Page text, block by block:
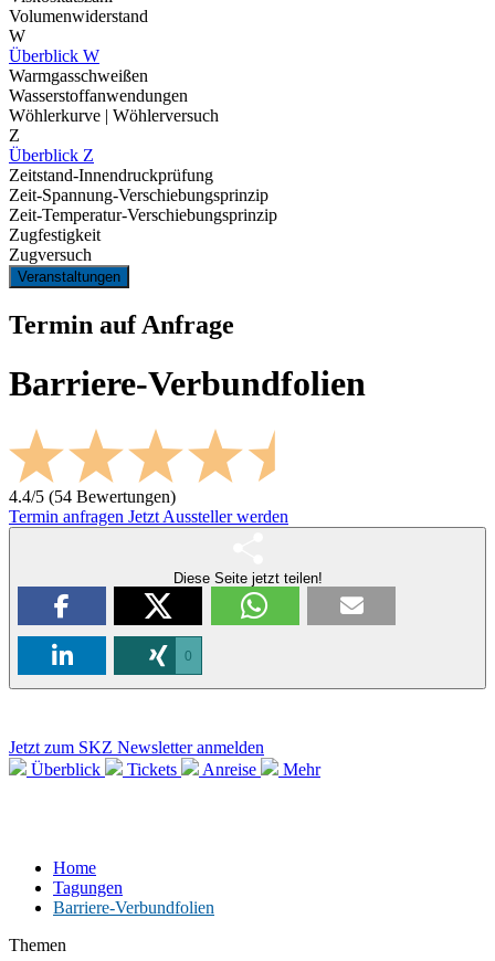
Volumenwiderstand
W
Überblick W
Warmgasschweißen
Wasserstoffanwendungen
Wöhlerkurve | Wöhlerversuch
Z
Überblick Z
Zeitstand-Innendruckprüfung
Zeit-Spannung-Verschiebungsprinzip
Zeit-Temperatur-Verschiebungsprinzip
Zugfestigkeit
Zugversuch
Veranstaltungen
Termin auf Anfrage
Barriere-Verbundfolien
4.4/5 (54 Bewertungen)
Termin anfragen Jetzt Aussteller werden
Diese Seite jetzt teilen!
0
Jetzt zum SKZ Newsletter anmelden
Überblick
Tickets Anreise Mehr
Home
Tagungen
Barriere-Verbundfolien
Themen